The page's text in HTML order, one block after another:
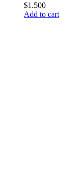
$1.500
Add to cart